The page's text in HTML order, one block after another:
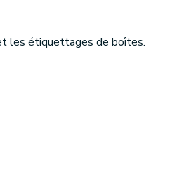
les étiquettages de boîtes.